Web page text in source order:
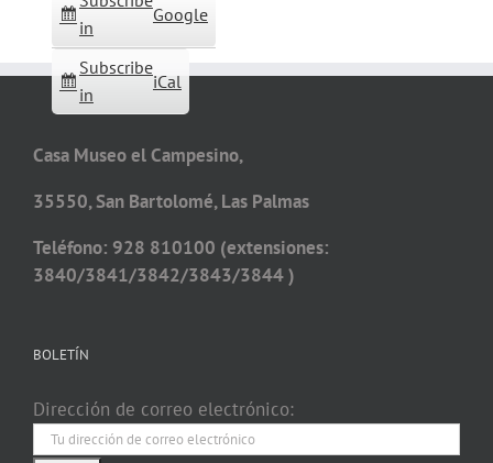
in
Google
Subscribe
in
iCal
Casa Museo el Campesino,
35550, San Bartolomé, Las Palmas
Teléfono: 928 810100 (extensiones:
3840/3841/3842/3843/3844 )
BOLETÍN
Dirección de correo electrónico: